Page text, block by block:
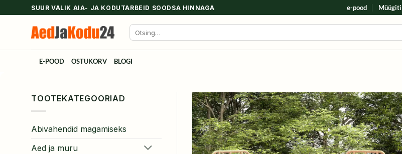
SUUR VALIK AIA- JA KODUTARBEID SOODSA HINNAGA e-pood
E-POOD OSTUKORV BLOGI
TOOTEKATEGOORIAD
Abivahendid magamiseks
Aed ja muru